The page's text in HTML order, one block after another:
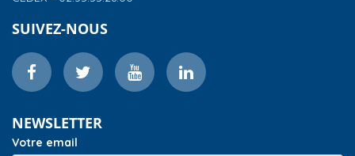
SUIVEZ-NOUS
NEWSLETTER
Votre email